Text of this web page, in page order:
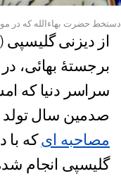
دستخط حضرت بهاءالله که در
برجستۀ بهائی،
سراسر دنیا که
صدمین سال تولد
مصاحبه ایکه
گلیسپی انجام